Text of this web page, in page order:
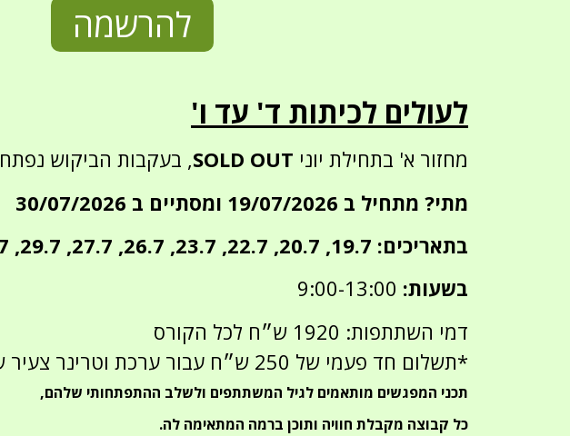
להרשמה
לעולים לכיתות ד' עד ו'
מחזור א' בתחילת יוני SOLD OUT, בעקבות הביקוש נפתח
מתי? מתחיל ב 19/07/2026 ומסתיים ב 30/07/2026
בתאריכים: 19.7, 20.7, 22.7, 23.7, 26.7, 27.7, 29.7, 30.7
בשעות: 9:00-13:00
דמי השתתפות: 1920 ש״ח לכל הקורס
*תשלום חד פעמי של 250 ש״ח עבור ערכת וטרינר צעיר שווה במיוחד.
תכני המפגשים מותאמים לגיל המשתתפים ולשלב ההתפתחותי שלהם,
כל קבוצה מקבלת חוויה ותוכן ברמה המתאימה לה.